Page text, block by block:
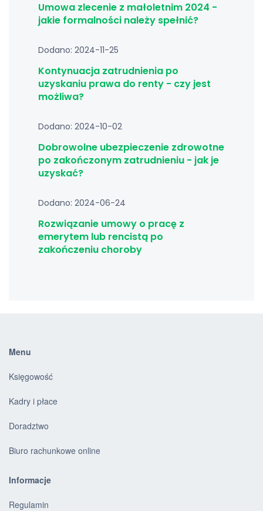
Umowa zlecenie z małoletnim 2024 -
jakie formalności należy spełnić?
Dodano: 2024-11-25
Kontynuacja zatrudnienia po
uzyskaniu prawa do renty - czy jest
możliwa?
Dodano: 2024-10-02
Dobrowolne ubezpieczenie zdrowotne
po zakończonym zatrudnieniu - jak je
uzyskać?
Dodano: 2024-06-24
Rozwiązanie umowy o pracę z
emerytem lub rencistą po
zakończeniu choroby
Menu
Księgowość
Kadry i płace
Doradztwo
Biuro rachunkowe online
Informacje
Regulamin